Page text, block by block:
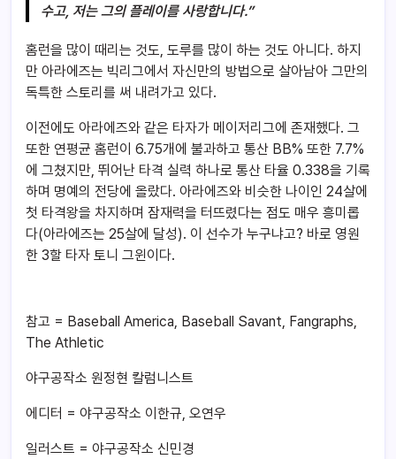
수고, 저는 그의 플레이를 사랑합니다.”
홈런을 많이 때리는 것도, 도루를 많이 하는 것도 아니다. 하지
만 아라에즈는 빅리그에서 자신만의 방법으로 살아남아 그만의
독특한 스토리를 써 내려가고 있다.
이전에도 아라에즈와 같은 타자가 메이저리그에 존재했다. 그
또한 연평균 홈런이 6.75개에 불과하고 통산 BB% 또한 7.7%
에 그쳤지만, 뛰어난 타격 실력 하나로 통산 타율 0.338을 기록
하며 명예의 전당에 올랐다. 아라에즈와 비슷한 나이인 24살에
첫 타격왕을 차지하며 잠재력을 터뜨렸다는 점도 매우 흥미롭
다(아라에즈는 25살에 달성). 이 선수가 누구냐고? 바로 영원
한 3할 타자 토니 그윈이다.
참고 = Baseball America, Baseball Savant, Fangraphs,
The Athletic
야구공작소 원정현 칼럼니스트
에디터 = 야구공작소 이한규, 오연우
일러스트 = 야구공작소 신민경